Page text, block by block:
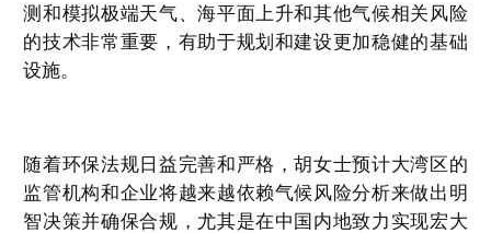
测和模拟极端天气、海平面上升和其他气候相关风险
的技术非常重要，有助于规划和建设更加稳健的基础
设施。
随着环保法规日益完善和严格，胡女士预计大湾区的
监管机构和企业将越来越依赖气候风险分析来做出明
智决策并确保合规，尤其是在中国内地致力实现宏大